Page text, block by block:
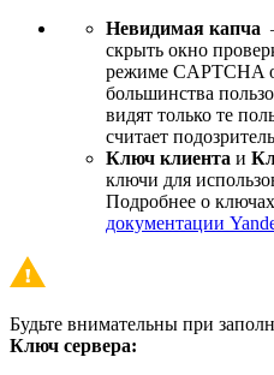
Невидимая капча
скрыть окно
режиме CAPTCHA
большинства
видят только те
считает
Ключ клиента и
ключи для
Подробнее о
документации
Будьте внимательны при
Ключ сервера: